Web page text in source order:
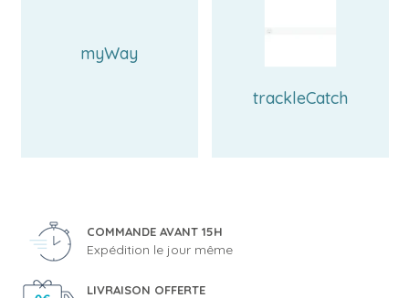
myWay
trackleCatch
COMMANDE AVANT 15H
Expédition le jour même
LIVRAISON OFFERTE